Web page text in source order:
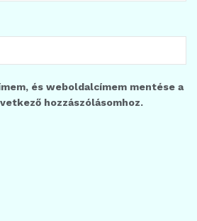
és weboldalcímem mentése a
hozzászólásomhoz.